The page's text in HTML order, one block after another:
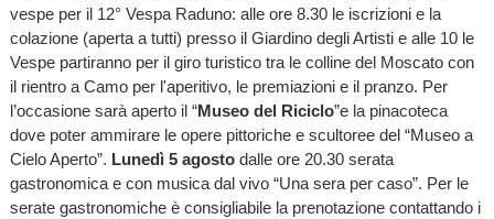
vespe per il 12° Vespa Raduno: alle ore 8.30 le iscrizioni e la
colazione (aperta a tutti) presso il Giardino degli Artisti e alle 10 le
Vespe partiranno per il giro turistico tra le colline del Moscato con
il rientro a Camo per l'aperitivo, le premiazioni e il pranzo. Per
l’occasione sarà aperto il “Museo del Riciclo”e la pinacoteca
dove poter ammirare le opere pittoriche e scultoree del “Museo a
Cielo Aperto”. Lunedì 5 agostodalle ore 20.30 serata
gastronomica e con musica dal vivo “Una sera per caso”. Per le
serate gastronomiche è consigliabile la prenotazione contattando i